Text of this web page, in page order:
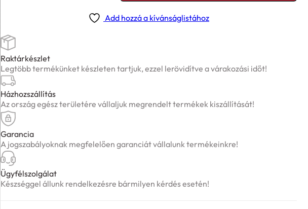
kétmedencés
gránit
szemcsés
fekete
mosogató
helytakarékos
dugókiemelős
szifonnal
mennyiség
Add hozzá a kívánságlistához
Raktárkészlet
Legtöbb termékünket készleten tartjuk, ezzel lerövidítve a várakozási időt!
Házhozszállítás
Az ország egész területére vállaljuk megrendelt termékek kiszállítását!
Garancia
A jogszabályoknak megfelelően garanciát vállalunk termékeinkre!
Ügyfélszolgálat
Készséggel állunk rendelkezésre bármilyen kérdés esetén!